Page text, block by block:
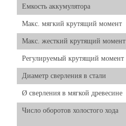
Емкость аккумулятора
Макс. мягкий крутящий момент
Макс. жесткий крутящий момент
Регулируемый крутящий момент
Диаметр сверления в стали
Ø сверления в мягкой древесине
Число оборотов холостого хода